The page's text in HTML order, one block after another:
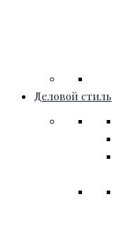
Деловой стиль